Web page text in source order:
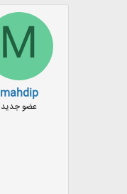
M
mahdip
عضو جدید